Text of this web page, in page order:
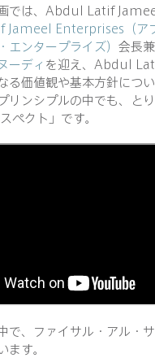
では、Abdul Latif
Enterprises（ア
エンタープライズ） 会長
ーディ を迎え、Abdul
る価値観や基本方針につ
リンシプルの中でも、と
ペクト」です。
で、ファイサル・アル・
ます。